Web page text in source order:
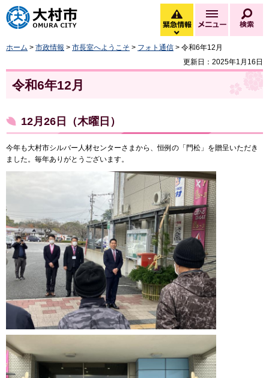
大村市
緊急情報
緊急情報を開く
メニュー
ホーム > 市政情報 > 市長室へようこそ > フォト通信 > 令和6年12月
更新日：2025年1月16日
令和6年12月
12月26日（木曜日）
今年も大村市シルバー人材センターさまから、恒例の「門松」を贈呈いただき
ました。毎年ありがとうございます。